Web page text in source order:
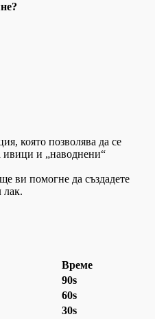
която позволява да се
ивици и „наводнени“
ви помогне да създадете
лак.
Време
90s
60s
30s